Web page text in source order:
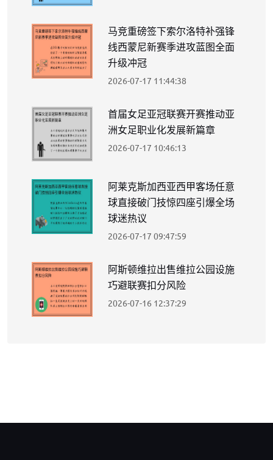
马竞重磅签下索尔洛特补强锋
线西蒙尼新赛季进攻蓝图全面
升级冲冠
2026-07-17 11:44:38
首届女足亚冠联赛开赛推动亚
洲女足职业化发展新篇章
2026-07-17 10:46:13
阿莱克斯加西亚西甲客场任意
球直接破门技惊四座引爆全场
球迷热议
2026-07-17 09:47:59
阿斯顿维拉出售维拉公园设施
巧避联赛扣分风险
2026-07-16 12:37:29